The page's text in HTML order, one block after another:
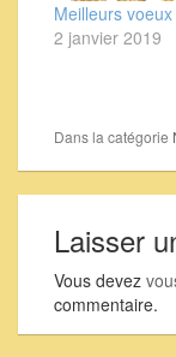
Meilleurs voeux
2 janvier 2019
Dans la catégorie
Laisser
Vous devez
commentaire.